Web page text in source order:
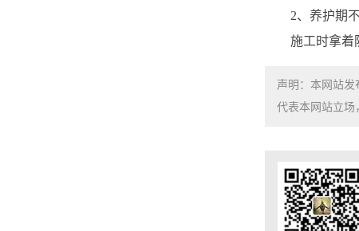
2、养护期不
施工时拿着防
声明：本网站
代表本网站立场